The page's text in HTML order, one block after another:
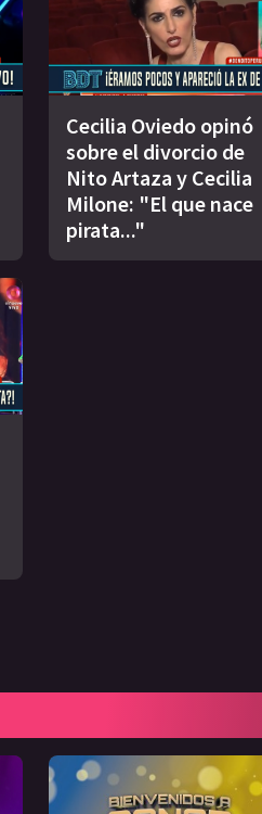
Cecilia Oviedo opinó
sobre el divorcio de
Nito Artaza y Cecilia
Milone: "El que nace
pirata..."